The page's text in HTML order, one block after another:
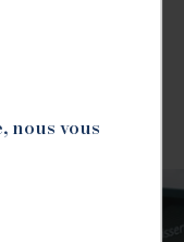
nous vous